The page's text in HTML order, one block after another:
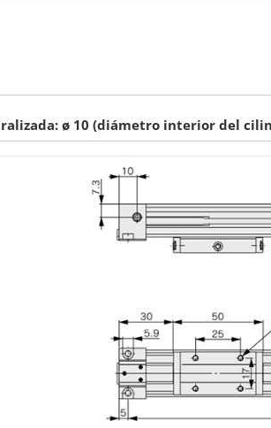
ø 10 (diámetro interior del